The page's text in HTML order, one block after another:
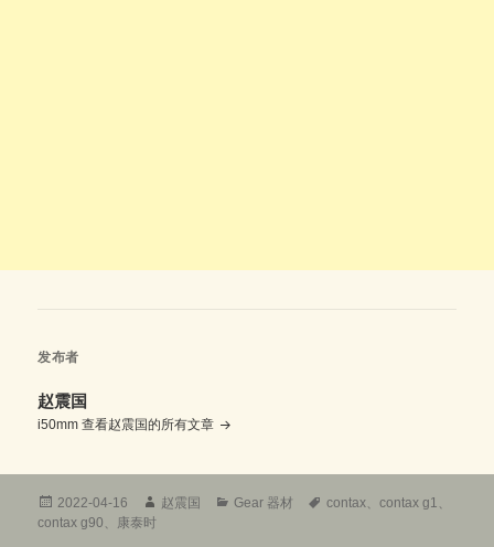
发布者
赵震国
i50mm查看赵震国的所有文章
发
布
2022-04-16
作
赵震国
分
Gear 器材
标
contax、contax g1 、
contax g90 、 康泰时